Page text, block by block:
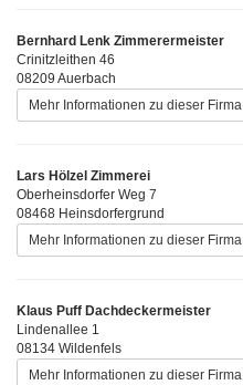
Bernhard Lenk Zimmerermeister
Crinitzleithen 46
08209 Auerbach
Mehr Informationen zu dieser Firma
Lars Hölzel Zimmerei
Oberheinsdorfer Weg 7
08468 Heinsdorfergrund
Mehr Informationen zu dieser Firma
Klaus Puff Dachdeckermeister
Lindenallee 1
08134 Wildenfels
Mehr Informationen zu dieser Firma